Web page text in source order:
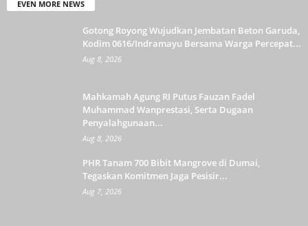
EVEN MORE NEWS
Gotong Royong Wujudkan Jembatan Beton Garuda,
Kodim 0616/Indramayu Bersama Warga Percepat...
Aug 8, 2026
Mahkamah Agung RI Putus Fauzan Fadel
Muhammad Wanprestasi, Serta Dugaan
Penyalahgunaan...
Aug 8, 2026
PHR Tanam 700 Bibit Mangrove di Dumai,
Tegaskan Komitmen Jaga Pesisir...
Aug 7, 2026